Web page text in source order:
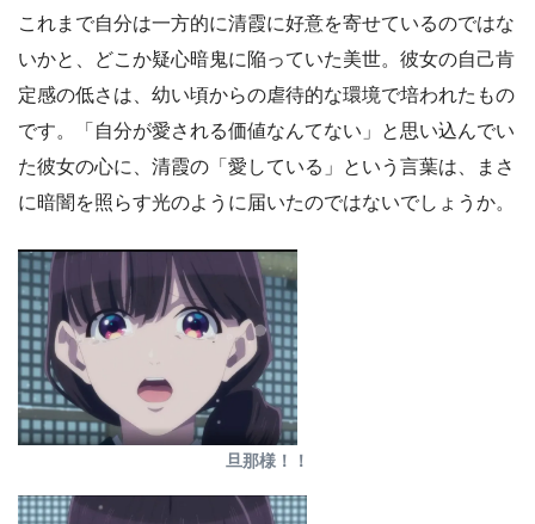
これまで自分は一方的に清霞に好意を寄せているのではな
いかと、どこか疑心暗鬼に陥っていた美世。彼女の自己肯
定感の低さは、幼い頃からの虐待的な環境で培われたもの
です。「自分が愛される価値なんてない」と思い込んでい
た彼女の心に、清霞の「愛している」という言葉は、まさ
に暗闇を照らす光のように届いたのではないでしょうか。
旦那様！！